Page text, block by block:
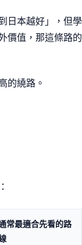
日本越好」，但學
價值，那這條路的
的繞路。
常最適合先看的路